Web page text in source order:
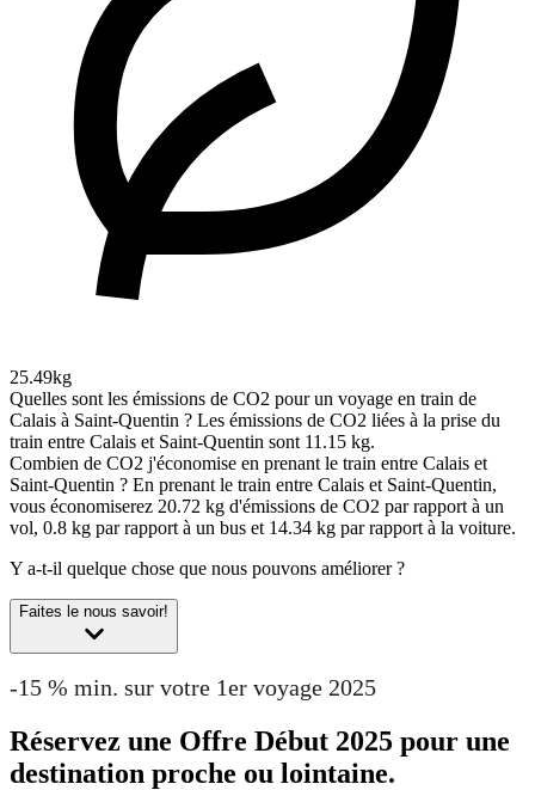
25.49kg
Quelles sont les émissions de CO2 pour un voyage en train de
Calais à Saint-Quentin ? Les émissions de CO2 liées à la prise du
train entre Calais et Saint-Quentin sont 11.15 kg.
Combien de CO2 j'économise en prenant le train entre Calais et
Saint-Quentin ? En prenant le train entre Calais et Saint-Quentin,
vous économiserez 20.72 kg d'émissions de CO2 par rapport à un
vol, 0.8 kg par rapport à un bus et 14.34 kg par rapport à la voiture.
Y a-t-il quelque chose que nous pouvons améliorer ?
Faites le nous savoir!
-15 % min. sur votre 1er voyage 2025
Réservez une Offre Début 2025 pour une
destination proche ou lointaine.